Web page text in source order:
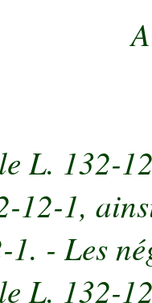
L. 132-
12-1,
- Les
L. 132-